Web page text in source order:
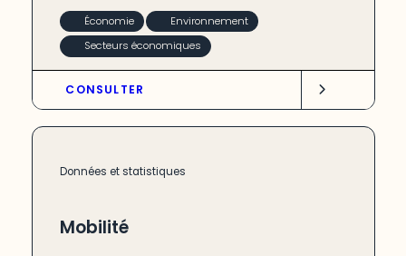
Économie
Environnement
Secteurs économiques
CONSULTER
Données et statistiques
Mobilité